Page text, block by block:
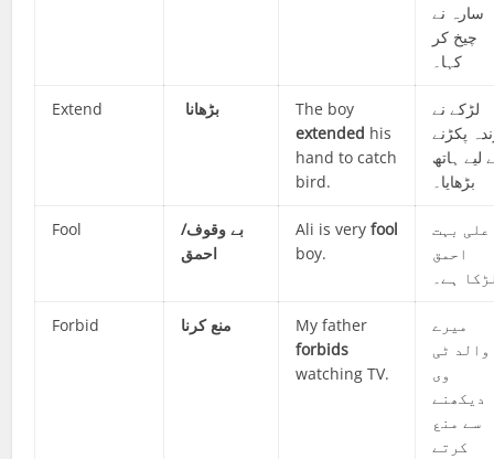
سارہ نے
چیخ کر
کہا۔
Extend بڑھانا
The boy
extended his
hand to catch
bird.
لڑکے نے
پکڑنے
لیے ہاتھ
بڑھایا۔
Fool
بے وقوف/
احمق
Ali is veryfool
boy.
علی بہت
احمق
ہے۔
Forbid منع کرنا
My father
forbids
watching TV.
میرے
والد ٹی
وی
دیکھنے
سے منع
کرتے